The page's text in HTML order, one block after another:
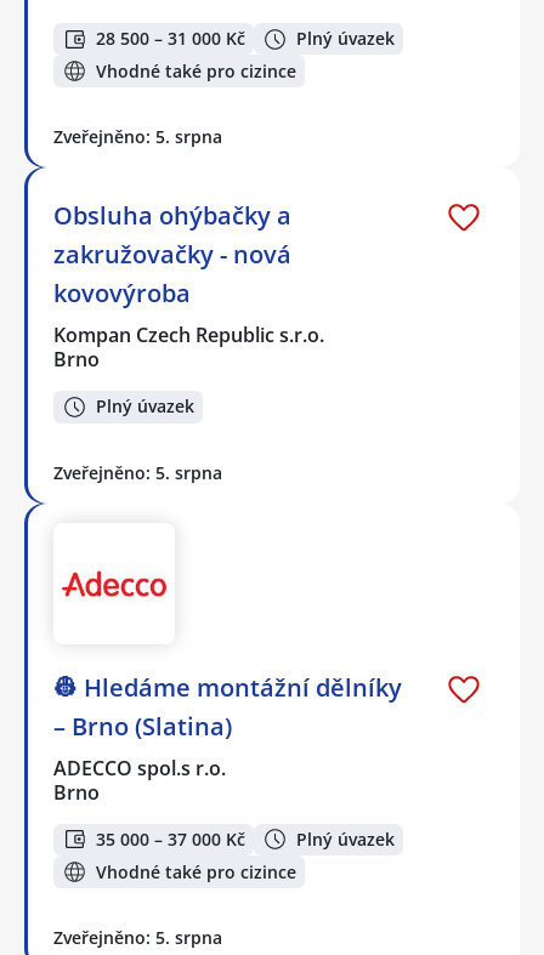
28 500 – 31 000 Kč
Plný úvazek
Vhodné také pro cizince
Zveřejněno: 5. srpna
Obsluha ohýbačky a
zakružovačky - nová
kovovýroba
Kompan Czech Republic s.r.o.
Brno
Plný úvazek
Zveřejněno: 5. srpna
👷 Hledáme montážní dělníky
– Brno (Slatina)
ADECCO spol.s r.o.
Brno
35 000 – 37 000 Kč
Plný úvazek
Vhodné také pro cizince
Zveřejněno: 5. srpna